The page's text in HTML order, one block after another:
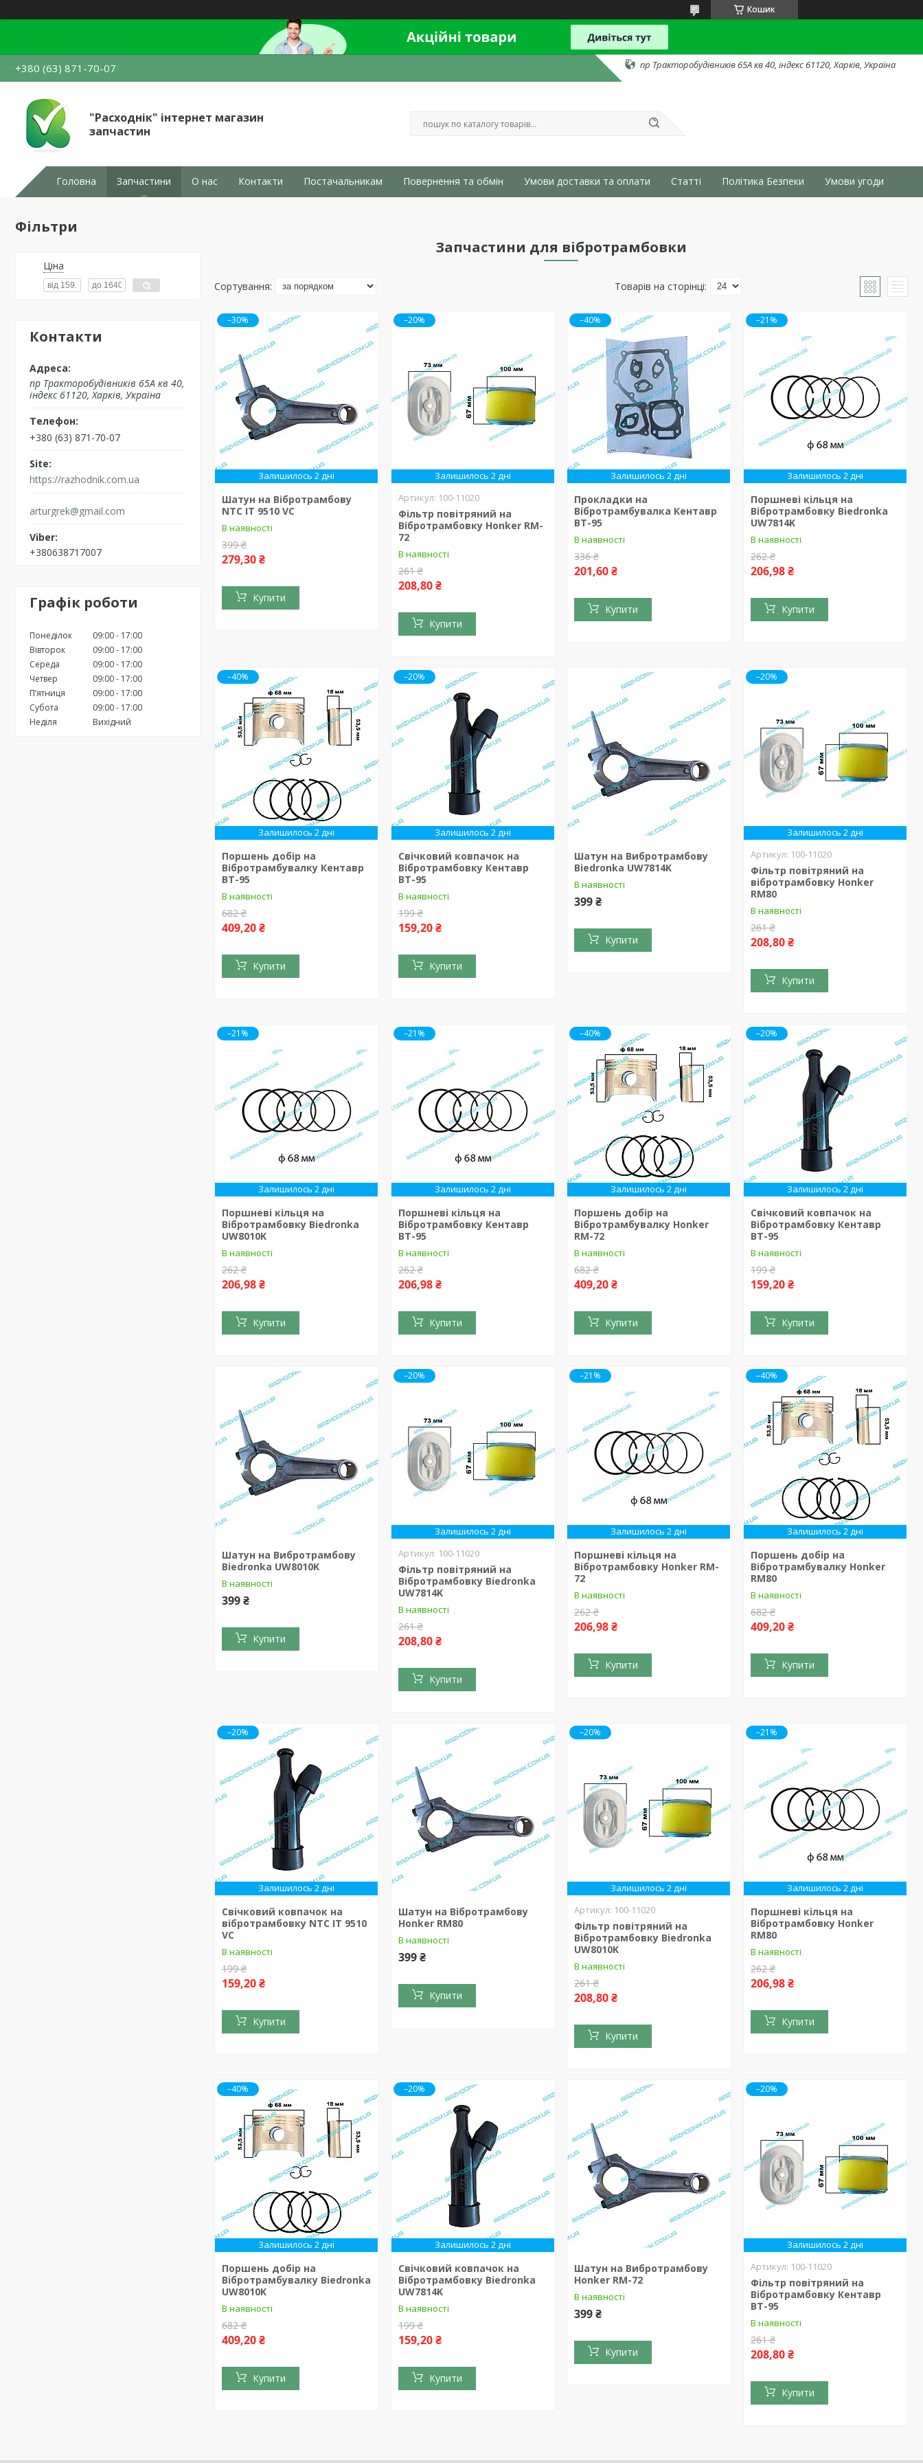
Кошик
+380 (63) 871-70-07 пр Тракторобудівників 65А кв 40, індекс 61120, Харків, Україна
"Расходнік" інтернет магазин
запчастин
Головна Запчастини О нас Контакти Постачальникам Повернення та обмін Умови доставки та оплати Статті Політика Безпеки Умови угоди
Фільтри
Ціна
Контакти
пр Тракторобудівників 65А кв 40,
індекс 61120, Харків, Україна
+380 (63) 871-70-07
https://razhodnik.com.ua
arturgrek@gmail.com
+380638717007
Графік роботи
Понеділок 09:00
17:00
Вівторок
09:00
17:00
Середа
09:00
17:00
Четвер
09:00
17:00
Пʼятниця
09:00
17:00
Субота
09:00
17:00
Неділя
Вихідний
Запчастини для вібротрамбовки
–30%
Залишилось 2 дні
Шатун на Вібротрамбову
NTC IT 9510 VC
В наявності
399 ₴
279,30 ₴
Купити
–20%
Залишилось 2 дні
100-11020
Фільтр повітряний на
Вібротрамбовку Honker RM-
72
В наявності
261 ₴
208,80 ₴
Купити
–40%
Залишилось 2 дні
Прокладки на
Вібротрамбувалка Кентавр
ВТ-95
В наявності
336 ₴
201,60 ₴
Купити
–21%
Залишилось 2 дні
Поршневі кільця на
Вібротрамбовку Biedronka
UW7814K
В наявності
262 ₴
206,98 ₴
Купити
–40%
Залишилось 2 дні
Поршень добір на
Вібротрамбувалку Кентавр
ВТ-95
В наявності
682 ₴
409,20 ₴
Купити
–20%
Залишилось 2 дні
Свічковий ковпачок на
Вібротрамбовку Кентавр
ВТ-95
В наявності
199 ₴
159,20 ₴
Купити
Шатун на Вибротрамбову
Biedronka UW7814K
В наявності
399 ₴
Купити
–20%
Залишилось 2 дні
100-11020
Фільтр повітряний на
вібротрамбовку Honker
RM80
В наявності
261 ₴
208,80 ₴
Купити
–21%
Залишилось 2 дні
Поршневі кільця на
Вібротрамбовку Biedronka
UW8010K
В наявності
262 ₴
206,98 ₴
Купити
–21%
Залишилось 2 дні
Поршневі кільця на
Вібротрамбовку Кентавр
ВТ-95
В наявності
262 ₴
206,98 ₴
Купити
–40%
Залишилось 2 дні
Поршень добір на
Вібротрамбувалку Honker
RM-72
В наявності
682 ₴
409,20 ₴
Купити
–20%
Залишилось 2 дні
Свічковий ковпачок на
Вібротрамбовку Кентавр
ВТ-95
В наявності
199 ₴
159,20 ₴
Купити
Шатун на Вибротрамбову
Biedronka UW8010K
В наявності
399 ₴
Купити
–20%
Залишилось 2 дні
100-11020
Фільтр повітряний на
Вібротрамбовку Biedronka
UW7814K
В наявності
261 ₴
208,80 ₴
Купити
–21%
Залишилось 2 дні
Поршневі кільця на
Вібротрамбовку Honker RM-
72
В наявності
262 ₴
206,98 ₴
Купити
–40%
Залишилось 2 дні
Поршень добір на
Вібротрамбувалку Honker
RM80
В наявності
682 ₴
409,20 ₴
Купити
–20%
Залишилось 2 дні
Свічковий ковпачок на
вібротрамбовку NTC IT 9510
VC
В наявності
199 ₴
159,20 ₴
Купити
Шатун на Вібротрамбову
Honker RM80
В наявності
399 ₴
Купити
–20%
Залишилось 2 дні
100-11020
Фільтр повітряний на
Вібротрамбовку Biedronka
UW8010K
В наявності
261 ₴
208,80 ₴
Купити
–21%
Залишилось 2 дні
Поршневі кільця на
Вібротрамбовку Honker
RM80
В наявності
262 ₴
206,98 ₴
Купити
–40%
Залишилось 2 дні
Поршень добір на
Вібротрамбувалку Biedronka
UW8010K
В наявності
682 ₴
409,20 ₴
Купити
–20%
Залишилось 2 дні
Свічковий ковпачок на
Вібротрамбовку Biedronka
UW7814K
В наявності
199 ₴
159,20 ₴
Купити
Шатун на Вибротрамбову
Honker RM-72
В наявності
399 ₴
Купити
–20%
Залишилось 2 дні
100-11020
Фільтр повітряний на
Вібротрамбовку Кентавр
ВТ-95
В наявності
261 ₴
208,80 ₴
Купити